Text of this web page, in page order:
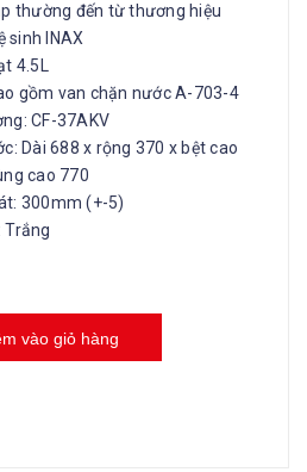
thường đến từ thương hiệu
sinh INAX
4.5L
gồm van chặn nước A-703-4
CF-37AKV
Dài 688 x rộng 370 x bệt cao
cao 770
300mm (+-5)
​Trắng
vào giỏ hàng